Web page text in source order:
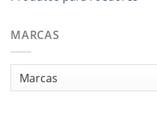
MARCAS